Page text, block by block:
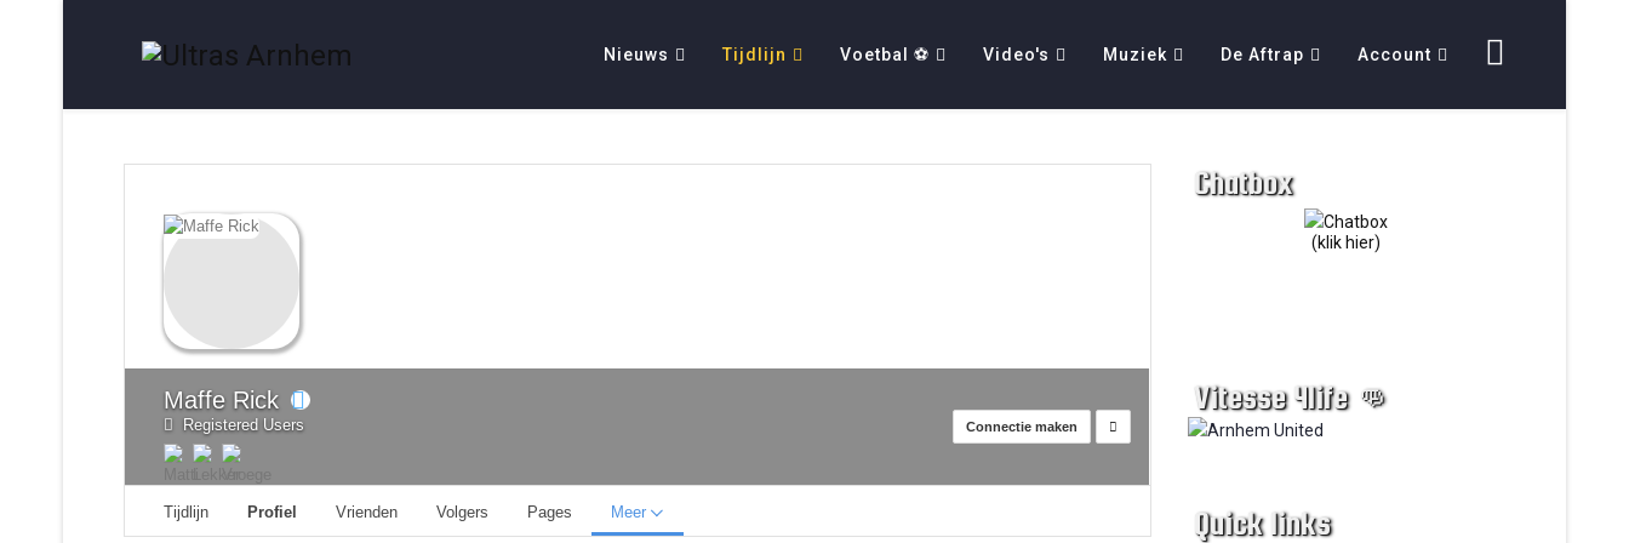
Nieuws Tijdlijn Voetbal ⚽ Video's Muziek De Aftrap Account
Maffe Rick
Registered Users Connectie maken
Tijdlijn Profiel Vrienden Volgers Pages Meer
Chatbox
(klik hier)
Vitesse 4life 👊
Quick links